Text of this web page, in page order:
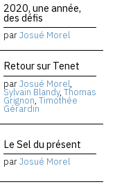
2020, une année,
des défis
parJosué Morel
Retour sur Tenet
parJosué Morel,
Sylvain Blandy, Thomas
Grignon, Timothée
Gérardin
Le Sel du présent
parJosué Morel